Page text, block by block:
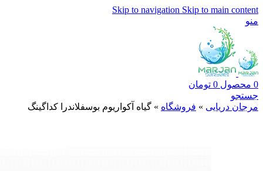
Skip to navigation Skip to main content
منو
0 محصول 0 تومان
جستجو
مرجان دریایی » فروشگاه » گیاه آکواریوم بوسفلاندرا کداگینگ